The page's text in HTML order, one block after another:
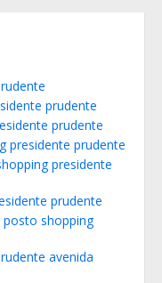
prudente
prudente
presidente prudente
presidente
prudente
shopping
avenida